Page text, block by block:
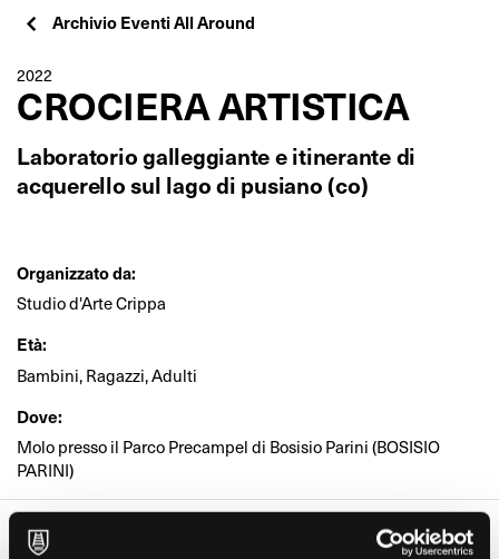
Archivio Eventi All Around
2022
CROCIERA ARTISTICA
Laboratorio galleggiante e itinerante di
acquerello sul lago di pusiano (co)
Organizzato da:
Studio d'Arte Crippa
Età:
Bambini, Ragazzi, Adulti
Dove:
Molo presso il Parco Precampel di Bosisio Parini (BOSISIO
PARINI)
Date e orari